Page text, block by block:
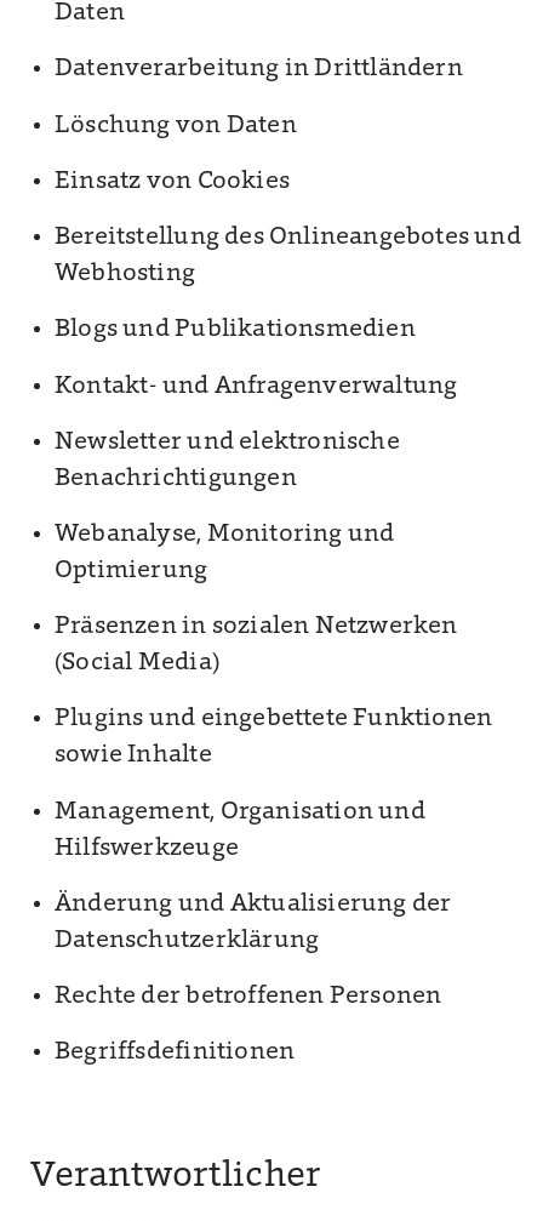
Daten
Datenverarbeitung in Drittländern
Löschung von Daten
Einsatz von Cookies
Bereitstellung des Onlineangebotes und
Webhosting
Blogs und Publikationsmedien
Kontakt- und Anfragenverwaltung
Newsletter und elektronische
Benachrichtigungen
Webanalyse, Monitoring und
Optimierung
Präsenzen in sozialen Netzwerken
(Social Media)
Plugins und eingebettete Funktionen
sowie Inhalte
Management, Organisation und
Hilfswerkzeuge
Änderung und Aktualisierung der
Datenschutzerklärung
Rechte der betroffenen Personen
Begriffsdefinitionen
Verantwortlicher